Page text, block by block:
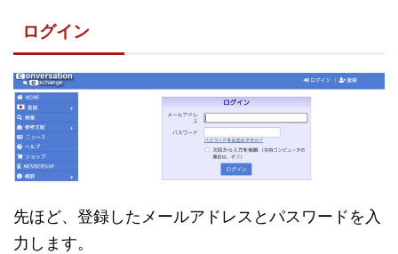
ログイン
先ほど、登録したメールアドレスとパスワードを入
力します。